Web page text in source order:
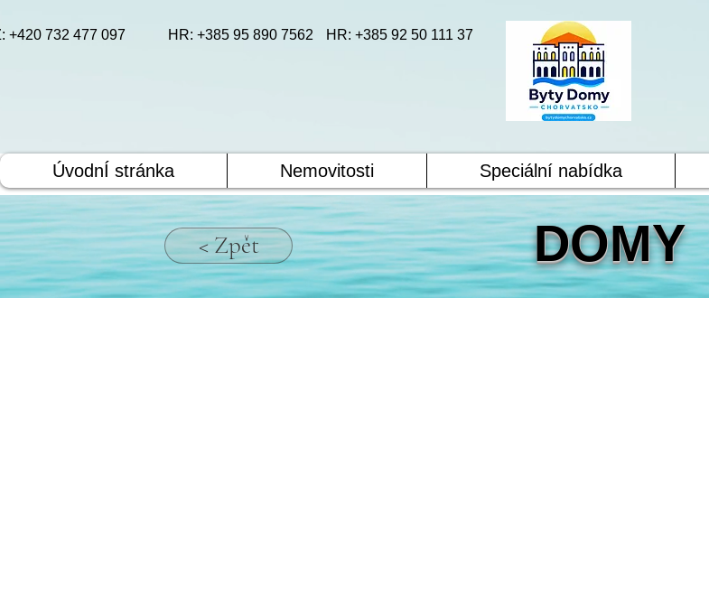
+420 732 477 097 HR: +385 95 890 7562 HR: +385 92 50 111 37
ÚvodnÍ stránka Nemovitosti Speciální nabídka
< Zpět DOMY